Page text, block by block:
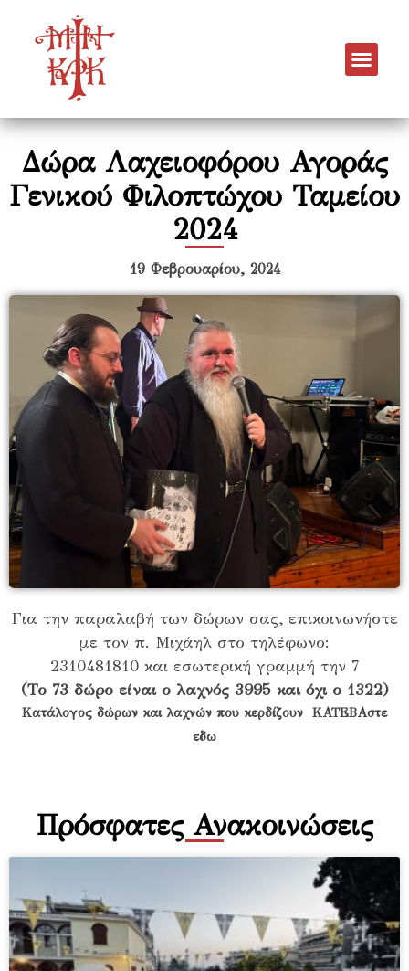
Δώρα Λαχειοφόρου Αγοράς
Γενικού Φιλοπτώχου Ταμείου
2024
19 Φεβρουαρίου, 2024
Για την παραλαβή των δώρων σας, επικοινωνήστε
με τον π. Μιχάηλ στο τηλέφωνο:
2310481810 και εσωτερική γραμμή την 7
(Το 73 δώρο είναι ο λαχνός 3995 και όχι ο 1322)
Κατάλογος δώρων και λαχνών που κερδίζουν
ΚΑΤΕΒΑστε
εδω
Πρόσφατες Ανακοινώσεις